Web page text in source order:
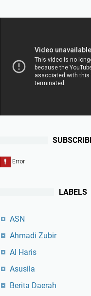
LABELS
ASN
Ahmadi Zubir
Al Haris
Asusila
Berita Daerah